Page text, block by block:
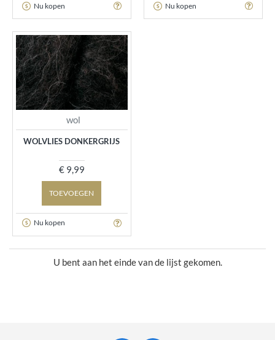
Nu kopen Nu kopen
wol
WOLVLIES DONKERGRIJS
€ 9,99
TOEVOEGEN
Nu kopen
U bent aan het einde van de lijst gekomen.